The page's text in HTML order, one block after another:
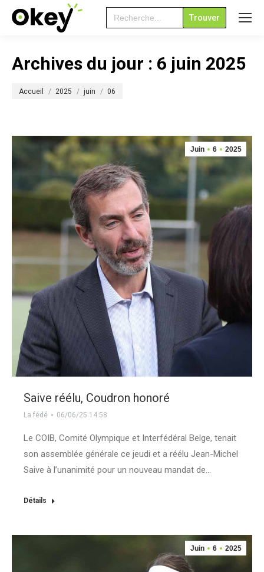
Search
for:
Archives du jour : 6 juin 2025
Accueil 2025 juin 06
Juin 6 2025
Saive réélu, Coudron honoré
La fédé 06/06/25 14:58
Le COIB, Comité Olympique et Interfédéral Belge, tenait
son assemblée générale ce jeudi et a réélu Jean-Michel
Saive à l’unanimité pour un nouveau mandat de…
Détails
Juin 6 2025